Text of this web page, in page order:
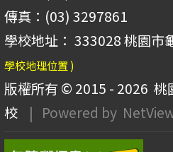
傳真：(03) 3297861
學校地址： 333028 桃園市
學校地理位置 )
版權所有 © 2015 - 2026 桃
校
| Powered by